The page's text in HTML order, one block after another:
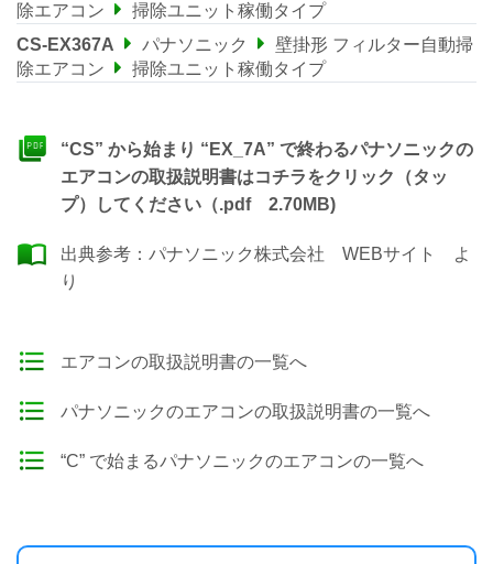
除エアコン
掃除ユニット稼働タイプ
CS-EX367A
パナソニック
壁掛形 フィルター自動掃
除エアコン
掃除ユニット稼働タイプ
“CS” から始まり “EX_7A” で終わるパナソニックの
エアコンの取扱説明書はコチラをクリック（タッ
プ）してください（.pdf 2.70MB)
出典参考： パナソニック株式会社 WEBサイト
よ
り
エアコンの取扱説明書の一覧へ
パナソニックのエアコンの取扱説明書の一覧へ
“C” で始まるパナソニックのエアコンの一覧へ